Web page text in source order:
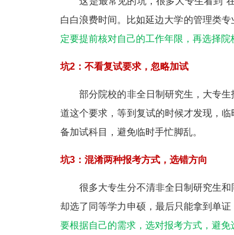
白白浪费时间。比如延边大学的管理类专
定要提前核对自己的工作年限，再选择院
坑2：不看复试要求，忽略加试
部分院校的非全日制研究生，大专生
道这个要求，等到复试的时候才发现，
备加试科目，避免临时手忙脚乱。
坑3：混淆两种报考方式，选错方向
很多大专生分不清非全日制研究生和
却选了同等学力申硕，最后只能拿到单证
要根据自己的需求，选对报考方式，避免